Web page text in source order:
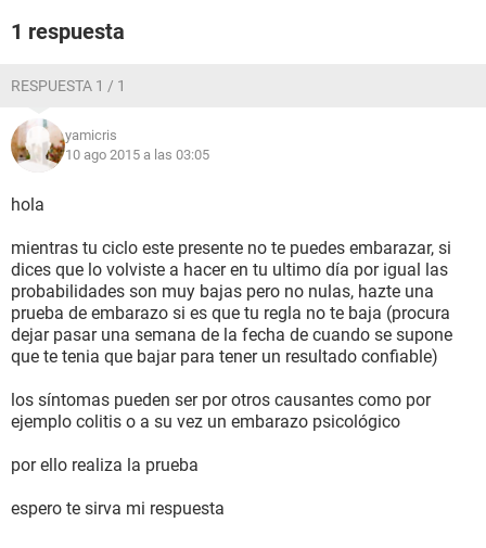
1 respuesta
RESPUESTA 1 / 1
yamicris
10 ago 2015 a las 03:05
hola
mientras tu ciclo este presente no te puedes embarazar, si
dices que lo volviste a hacer en tu ultimo día por igual las
probabilidades son muy bajas pero no nulas, hazte una
prueba de embarazo si es que tu regla no te baja (procura
dejar pasar una semana de la fecha de cuando se supone
que te tenia que bajar para tener un resultado confiable)
los síntomas pueden ser por otros causantes como por
ejemplo colitis o a su vez un embarazo psicológico
por ello realiza la prueba
espero te sirva mi respuesta